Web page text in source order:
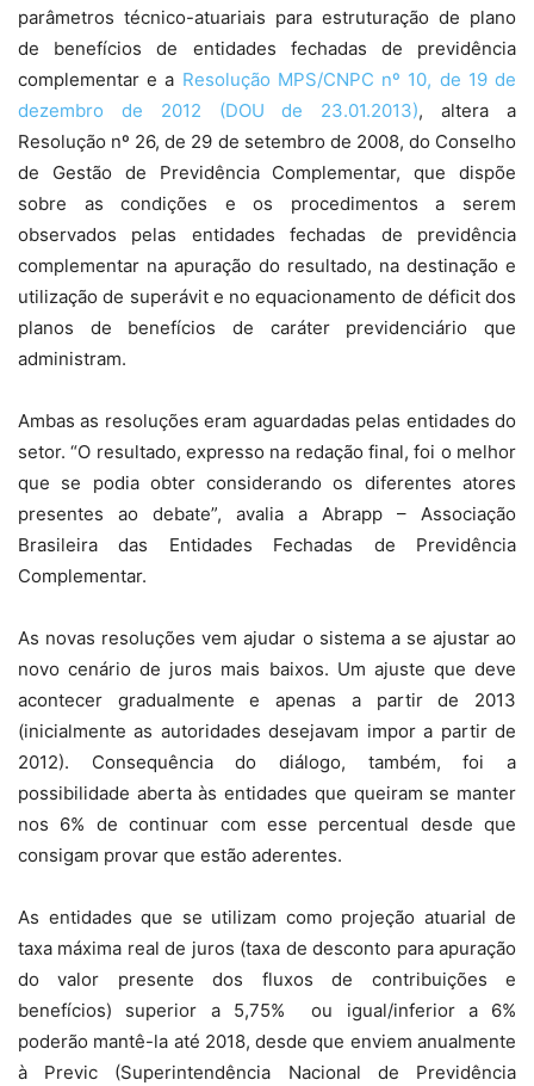
parâmetros técnico-atuariais para estruturação de plano
de benefícios de entidades fechadas de previdência
complementar e a Resolução MPS/CNPC nº 10, de 19 de
dezembro de 2012 (DOU de 23.01.2013), altera a
Resolução nº 26, de 29 de setembro de 2008, do Conselho
de Gestão de Previdência Complementar, que dispõe
sobre as condições e os procedimentos a serem
observados pelas entidades fechadas de previdência
complementar na apuração do resultado, na destinação e
utilização de superávit e no equacionamento de déficit dos
planos de benefícios de caráter previdenciário que
administram.
Ambas as resoluções eram aguardadas pelas entidades do
setor. “O resultado, expresso na redação final, foi o melhor
que se podia obter considerando os diferentes atores
presentes ao debate”, avalia a Abrapp – Associação
Brasileira das Entidades Fechadas de Previdência
Complementar.
As novas resoluções vem ajudar o sistema a se ajustar ao
novo cenário de juros mais baixos. Um ajuste que deve
acontecer gradualmente e apenas a partir de 2013
(inicialmente as autoridades desejavam impor a partir de
2012). Consequência do diálogo, também, foi a
possibilidade aberta às entidades que queiram se manter
nos 6% de continuar com esse percentual desde que
consigam provar que estão aderentes.
As entidades que se utilizam como projeção atuarial de
taxa máxima real de juros (taxa de desconto para apuração
do valor presente dos fluxos de contribuições e
benefícios) superior a 5,75% ou igual/inferior a 6%
poderão mantê-la até 2018, desde que enviem anualmente
à Previc (Superintendência Nacional de Previdência